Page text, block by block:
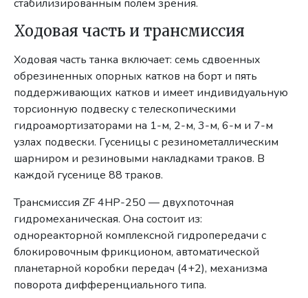
стабилизированным полем зрения.
Ходовая часть и трансмиссия
Ходовая часть танка включает: семь сдвоенных
обрезиненных опорных катков на борт и пять
поддерживающих катков и имеет индивидуальную
торсионную подвеску с телескопическими
гидроамортизаторами на 1-м, 2-м, 3-м, 6-м и 7-м
узлах подвески. Гусеницы с резинометаллическим
шарниром и резиновыми накладками траков. В
каждой гусенице 88 траков.
Трансмиссия ZF 4НР-250 — двухпоточная
гидромеханическая. Она состоит из:
однореакторной комплексной гидропередачи с
блокировочным фрикционом, автоматической
планетарной коробки передач (4+2), механизма
поворота дифференциального типа.